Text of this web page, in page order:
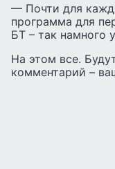
— Почти для
программа для
БТ – так намного
На этом все.
комментарий –